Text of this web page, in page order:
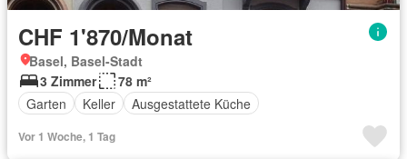
CHF 1'870/Monat
Basel, Basel-Stadt
3 Zimmer
78 m²
Garten
Keller Ausgestattete Küche
Vor 1 Woche, 1 Tag